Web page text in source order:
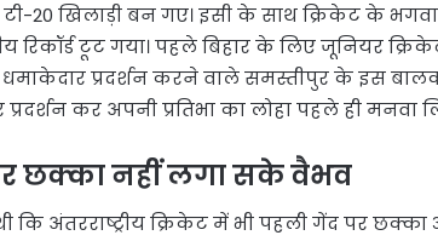
टी-20 खिलाड़ी बन गए। इसी के साथ क्रिकेट के
रिकॉर्ड टूट गया। पहले बिहार के लिए जूनियर
प्रदर्शन करने वाले समस्तीपुर के इस
कर अपनी प्रतिभा का लोहा पहले ही मनवा
छक्का नहीं लगा सके वैभव
कि अंतरराष्ट्रीय क्रिकेट में भी पहली गेंद पर